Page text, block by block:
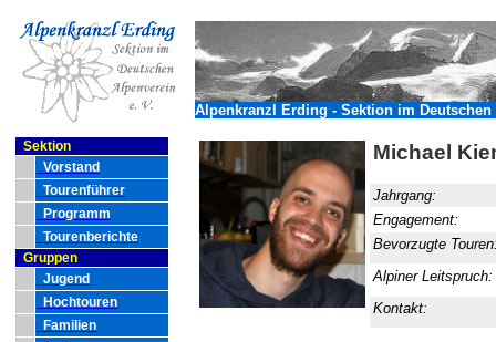
Alpenkranzl Erding - Sektion im Deutschen
Sektion
Vorstand
Tourenführer
Programm
Tourenberichte
Gruppen
Jugend
Hochtouren
Familien
Michael
Jahrgang:
Engagement:
Bevorzugte
Alpiner Leitspruch:
Kontakt: